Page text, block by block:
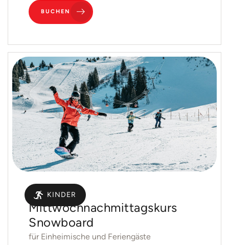
BUCHEN
KINDER
Gruppen
Mittwochnachmittagskurs
Snowboard
für Einheimische und Feriengäste